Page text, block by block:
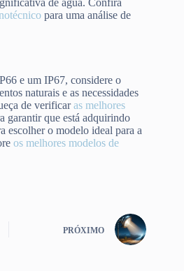
de água. Confira
para uma análise de
e um IP67, considere o
naturais e as necessidades
de verificaras melhores
garantir que está adquirindo
escolher o modelo ideal para a
os melhores modelos de
PRÓXIMO